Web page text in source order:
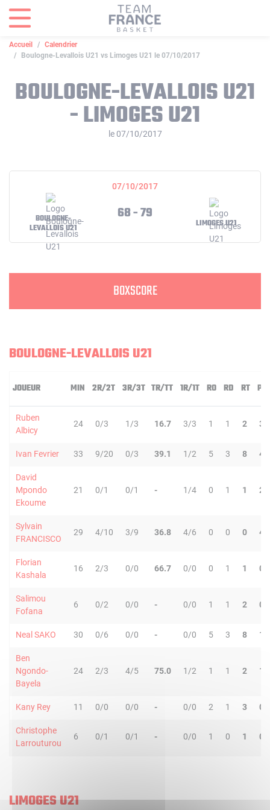
Accueil
Calendrier
Boulogne-Levallois U21 vs Limoges U21 le 07/10/2017
BOULOGNE-LEVALLOIS U21
- LIMOGES U21
le 07/10/2017
07/10/2017
BOULOGNE-
LEVALLOIS U21
68 - 79
LIMOGES U21
BOXSCORE
BOULOGNE-LEVALLOIS U21
JOUEUR MIN 2R/2T 3R/3T TR/TT 1R/1T RO RD RT PD
Ruben
Albicy
24 0/3 1/3 16.7 3/3 1 1 2 3
Ivan Fevrier 33 9/20 0/3 39.1 1/2 5 3 8 4
David
Mpondo
Ekoume
21 0/1 0/1 - 1/4 0 1 1 2
Sylvain
FRANCISCO
29 4/10 3/9 36.8 4/6 0 0 0 4
Florian
Kashala
16 2/3 0/0 66.7 0/0 0 1 1 0
Salimou
Fofana
6 0/2 0/0 - 0/0 1 1 2 0
Neal SAKO 30 0/6 0/0 - 0/0 5 3 8 1
Ben
Ngondo-
Bayela
24 2/3 4/5 75.0 1/2 1 1 2 1
Kany Rey 11 0/0 0/0 - 0/0 2 1 3 0
Christophe
Larrouturou
6 0/1 0/1 - 0/0 1 0 1 0
LIMOGES U21
Panneau de gestion des cookies